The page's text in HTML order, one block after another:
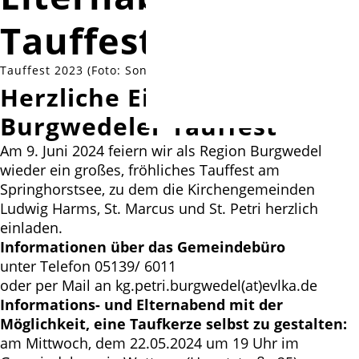
Tauffest
Tauffest 2023 (Foto: Sonja Tiemeyer)
Herzliche Einladung zum 4.
Burgwedeler Tauffest
Am 9. Juni 2024 feiern wir als Region Burgwedel
wieder ein großes, fröhliches Tauffest am
Springhorstsee, zu dem die Kirchengemeinden
Ludwig Harms, St. Marcus und St. Petri herzlich
einladen.
Informationen über das Gemeindebüro
unter Telefon 05139/ 6011
oder per Mail an kg.petri.burgwedel(at)evlka.de
Informations- und Elternabend mit der
Möglichkeit, eine Taufkerze selbst zu gestalten:
am Mittwoch, dem 22.05.2024 um 19 Uhr im